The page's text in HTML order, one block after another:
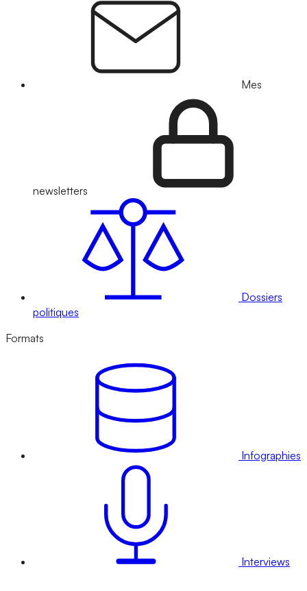
Mes
newsletters
Dossiers
politiques
Formats
Infographies
Interviews